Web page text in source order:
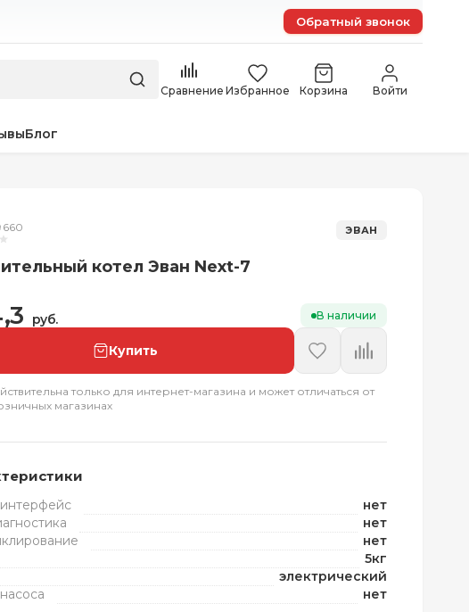
Обратный звонок
Сравнение Избранное Корзина Войти
Блог
ЭВАН
котел Эван Next-7
руб. В наличии
Купить
только для интернет-магазина и может отличаться от
магазинах
нет
нет
нет
5кг
электрический
нет